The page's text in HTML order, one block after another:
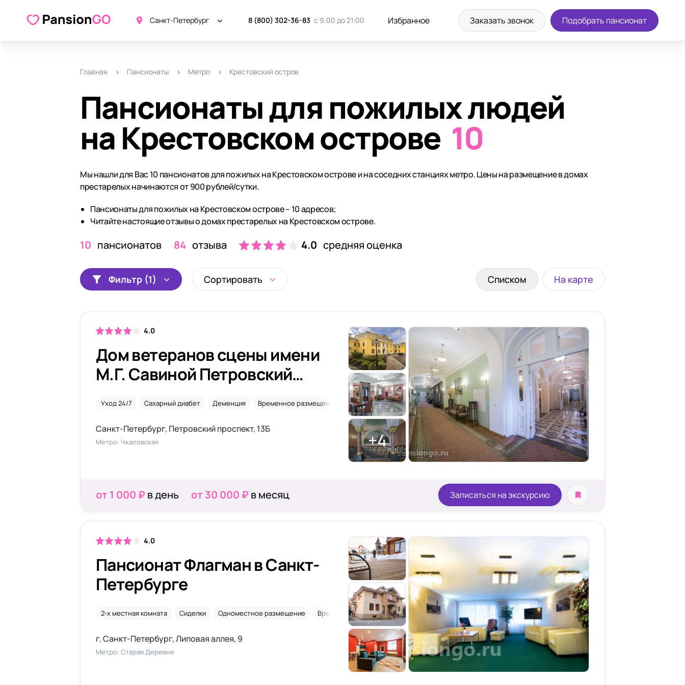
Санкт-Петербург 8 (800) 302-36-83 с 9:00 до 21:00 Избранное Заказать звонок Подобрать пансионат
Главная Пансионаты Метро Крестовский остров
Пансионаты для пожилых людей
на Крестовском острове 10
Мы нашли для Вас 10 пансионатов для пожилых на Крестовском острове и на соседних станциях метро. Цены на размещение в домах
престарелых начинаются от 900 рублей/сутки.
Пансионаты для пожилых на Крестовском острове – 10 адресов;
Читайте настоящие отзывы о домах престарелых на Крестовском острове.
10 пансионатов 84 отзыва 4.0 средняя оценка
Фильтр (1) Сортировать Списком На карте
4.0
Дом ветеранов сцены имени
М.Г. Савиной Петровский
Уход 24/7 Сахарный диабет Деменция Временное размещение После операций
Санкт-Петербург, Петровский проспект, 13Б
Метро: Чкаловская +4
от 1 000 ₽ в день от 30 000 ₽ в месяц Записаться на экскурсию
4.0
Пансионат Флагман в Санкт-
Петербурге
2-х местная комната Сиделки Одноместное размещение Временное размещение Уход 24/7
г. Санкт-Петербург, Липовая аллея, 9
Метро: Старая Деревня